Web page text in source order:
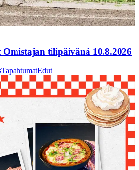
tilipäivänä 10.8.2026
TapahtumatEdut